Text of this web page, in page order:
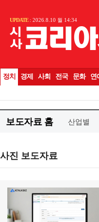
보도자료 홈 산업별
사진 보도자료